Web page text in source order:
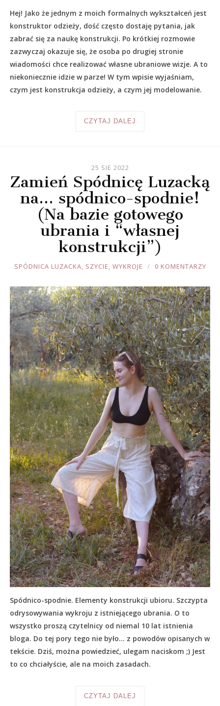
Hej! Jako że jednym z moich formalnych wykształceń jest
konstruktor odzieży, dość często dostaję pytania, jak
zabrać się za naukę konstrukcji. Po krótkiej rozmowie
zazwyczaj okazuje się, że osoba po drugiej stronie
wiadomości chce realizować własne ubraniowe wizje. A to
niekoniecznie idzie w parze! W tym wpisie wyjaśniam,
czym jest konstrukcja odzieży, a czym jej modelowanie.
CZYTAJ DALEJ
25 SIE 2022
Zamień Spódnicę Luzacką
na… spódnico-spodnie!
(Na bazie gotowego
ubrania i “własnej
konstrukcji”)
JOULE
SPÓDNICA LUZACKA, SZYCIE, WYKROJE 0 KOMENTARZY
Spódnico-spodnie. Elementy konstrukcji ubioru. Szczypta
odrysowywania wykroju z istniejącego ubrania. O to
wszystko proszą czytelnicy od niemal 10 lat istnienia
bloga. Do tej pory tego nie było… z powodów opisanych w
tekście. Dziś, można powiedzieć, ulegam naciskom ;) Jest
to co chciałyście, ale na moich zasadach.
CZYTAJ DALEJ